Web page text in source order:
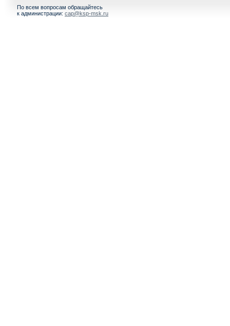
По всем вопросам обращайтесь
к администрации: cap@ksp-msk.ru